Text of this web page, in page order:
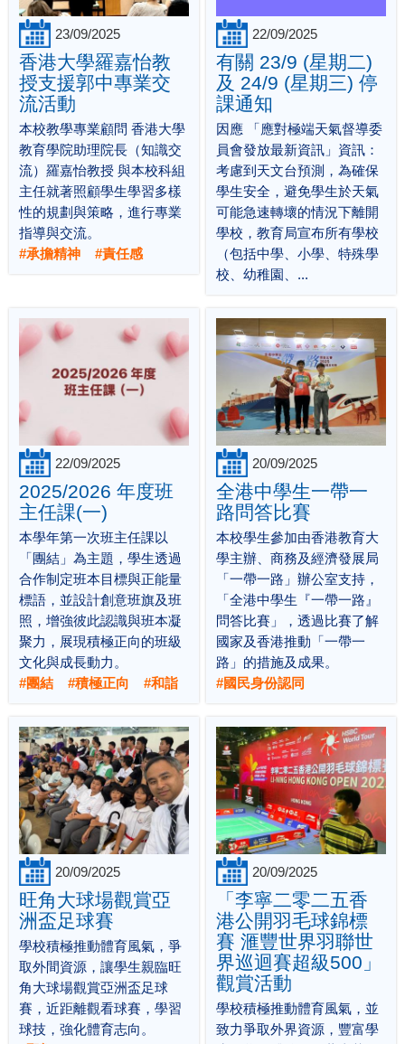
23/09/2025
香港大學羅嘉怡教
授支援郭中專業交
流活動
本校教學專業顧問 香港大學
教育學院助理院長（知識交
流）羅嘉怡教授 與本校科組
主任就著照顧學生學習多樣
性的規劃與策略，進行專業
指導與交流。
#承擔精神 #責任感
22/09/2025
有關 23/9 (星期二)
及 24/9 (星期三) 停
課通知
因應 「應對極端天氣督導委
員會發放最新資訊」資訊：
考慮到天文台預測，為確保
學生安全，避免學生於天氣
可能急速轉壞的情況下離開
學校，教育局宣布所有學校
（包括中學、小學、特殊學
校、幼稚園、...
22/09/2025
2025/2026 年度班
主任課(一)
本學年第一次班主任課以
「團結」為主題，學生透過
合作制定班本目標與正能量
標語，並設計創意班旗及班
照，增強彼此認識與班本凝
聚力，展現積極正向的班級
文化與成長動力。
#團結 #積極正向 #和詣
20/09/2025
全港中學生一帶一
路問答比賽
本校學生參加由香港教育大
學主辦、商務及經濟發展局
「一帶一路」辦公室支持，
「全港中學生『一帶一路』
問答比賽」，透過比賽了解
國家及香港推動「一帶一
路」的措施及成果。
#國民身份認同
20/09/2025
旺角大球場觀賞亞
洲盃足球賽
學校積極推動體育風氣，爭
取外間資源，讓學生親臨旺
角大球場觀賞亞洲盃足球
賽，近距離觀看球賽，學習
球技，強化體育志向。
20/09/2025
「李寧二零二五香
港公開羽毛球錦標
賽 滙豐世界羽聯世
界巡迴賽超級500」
觀賞活動
學校積極推動體育風氣，並
致力爭取外界資源，豐富學